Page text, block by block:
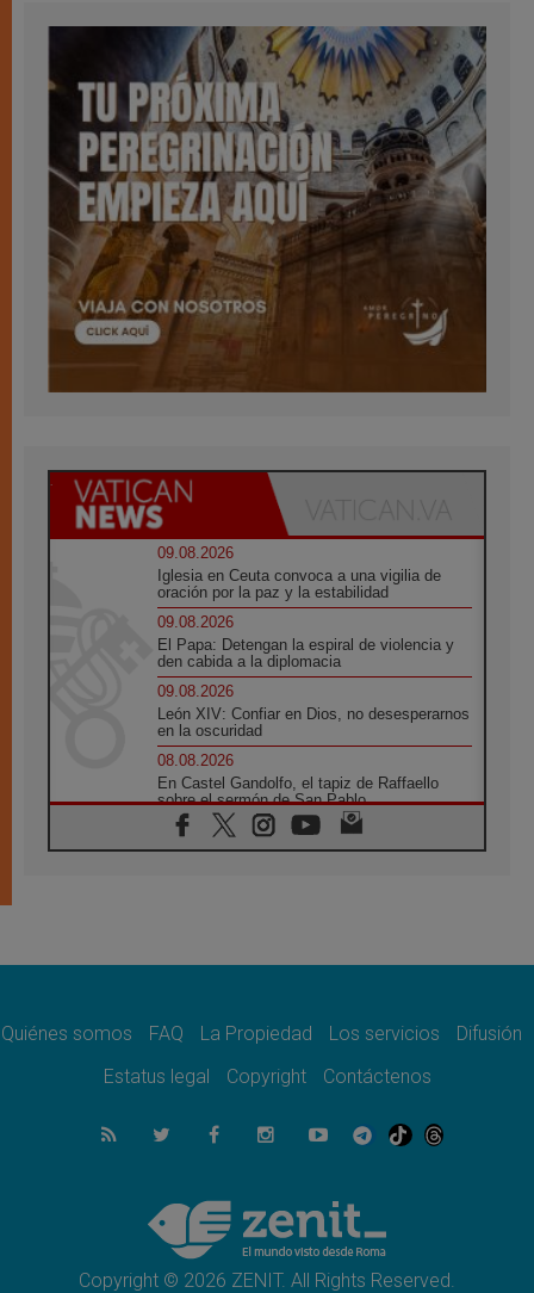
09.08.2026
Iglesia en Ceuta convoca a una vigilia de
oración por la paz y la estabilidad
09.08.2026
El Papa: Detengan la espiral de violencia y
den cabida a la diplomacia
09.08.2026
León XIV: Confiar en Dios, no desesperarnos
en la oscuridad
08.08.2026
En Castel Gandolfo, el tapiz de Raffaello
sobre el sermón de San Pablo
08.08.2026
En Colombia, «la paz no se compra con una
08.08.2026
08.08.2026
del Buen Consejo de Genazzano
Filipinas: el Vicariato Apostólico de Calapán
se convierte en diócesis
Honduras: Los desplazados invisibles de una
crisis olvidada
Quiénes somos FAQ La Propiedad Los servicios
Difusión
Estatus legal
Copyright Contáctenos
Copyright © 2026 ZENIT. All Rights Reserved.